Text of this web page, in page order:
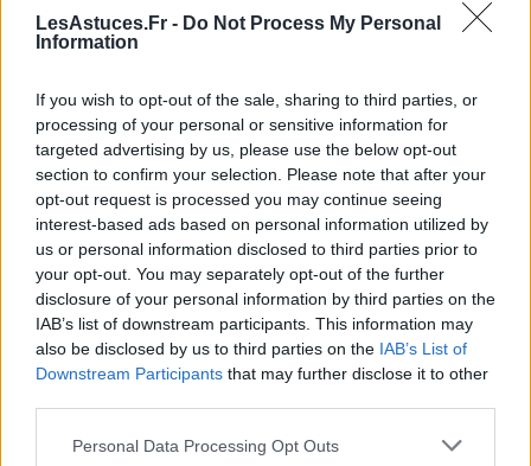
LesAstuces.Fr - Do Not Process My Personal
Information
If you wish to opt-out of the sale, sharing to third parties, or
processing of your personal or sensitive information for
targeted advertising by us, please use the below opt-out
section to confirm your selection. Please note that after your
opt-out request is processed you may continue seeing
interest-based ads based on personal information utilized by
us or personal information disclosed to third parties prior to
your opt-out. You may separately opt-out of the further
disclosure of your personal information by third parties on the
IAB’s list of downstream participants. This information may
also be disclosed by us to third parties on the IAB’s List of
Downstream Participants that may further disclose it to other
Personal Data Processing Opt Outs
Préparation : infuser la menthe dans l’eau chaude
Idéale après un repas copieux ou pour apaiser les
maux d’estomac.
La tisane lavande, tilleul et miel pour le
calme
Ingrédients : 1 cuillère à soupe de fleurs de
lavande, 1 cuillère à soupe de fleurs de tilleul, 250
ml d’eau, 1 cuillère à soupe de miel
Préparation : faire infuser les fleurs dans l’eau
bouillante pendant 10 minutes. Filtrer, attendre
un peu, puis ajouter le miel. Parfaite pour calmer
les nerfs et favoriser un sommeil réparateur.